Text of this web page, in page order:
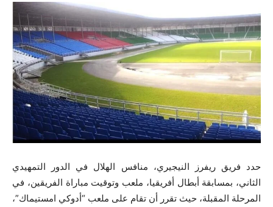
حدد فريق ريفرز النيجيري، منافس الهلال في الدور التمهيدي
الثاني، بمسابقة أبطال أفريقيا، ملعب وتوقيت مباراة الفريقين، في
المرحلة المقبلة، حيث تقرر أن تقام على ملعب “أدوكي امستيماك”،